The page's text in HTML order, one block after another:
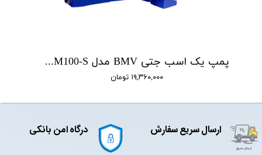
پمپ یک اسب جتی BMV مدل CAM100-S
۱۹,۳۶۰,۰۰۰ تومان
ارسال سریع سفارش درگاه امن بانکی